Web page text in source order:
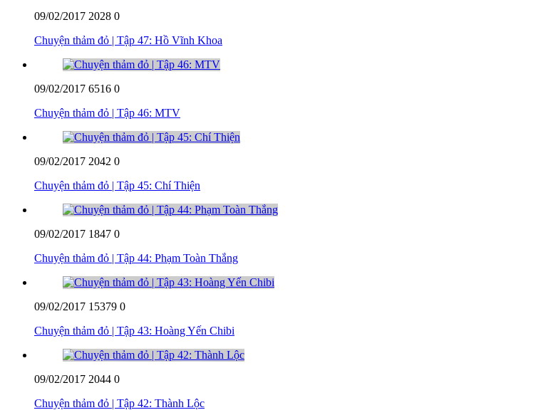
09/02/2017 2028 0
Chuyện thảm đỏ | Tập 47: Hồ Vĩnh Khoa
09/02/2017 6516 0
Chuyện thảm đỏ | Tập 46: MTV
09/02/2017 2042 0
Chuyện thảm đỏ | Tập 45: Chí Thiện
09/02/2017 1847 0
Chuyện thảm đỏ | Tập 44: Phạm Toàn Thắng
09/02/2017 15379 0
Chuyện thảm đỏ | Tập 43: Hoàng Yến Chibi
09/02/2017 2044 0
Chuyện thảm đỏ | Tập 42: Thành Lộc